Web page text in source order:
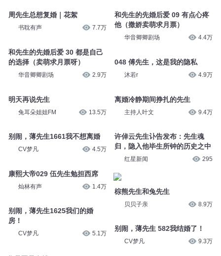
周先生总想复婚｜花絮
书耽有声 7.7万
和先生的先婚后爱 30 都是自己
的选择（卖萌求月票呀）
华音卿卿剧场 2.9万
明天再说先生
兔耳朵姐姐FM 13.5万
别闹，薄先生1661我不想离婚
CV梦凡 4.5万
康熙大帝029 伍先生勉担西席
灿林有声 1.4万
别闹，薄先生1625我们的婚
房！
CV梦凡 5.1万
和先生的先婚后爱 09 有点心疼
他（撒娇卖萌求月票）
华音卿卿剧场 4.4万
048 傅先生，这是我的隐私
沐若r 4.9万
离婚冷静期间挣扎的先生
主持人叶文 9.4万
许倬云先生讣告发布：先生魂
归，隐入他毕生所钟的历史之中
红星新闻 295
棕熊先生和兔先生
贝贝子亲 8.9万
别闹，薄先生 582我结婚了！
CV梦凡 9.3万